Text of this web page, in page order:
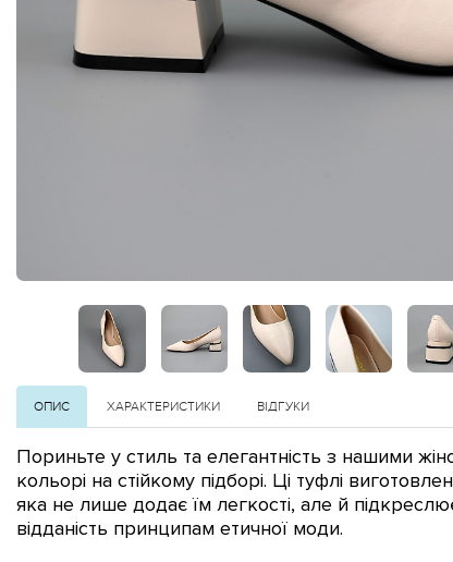
ОПИС ХАРАКТЕРИСТИКИ ВІДГУКИ
Пориньте у стиль та елегантність з нашими
кольорі на стійкому підборі. Ці туфлі
яка не лише додає їм легкості, але й
відданість принципам етичної моди.